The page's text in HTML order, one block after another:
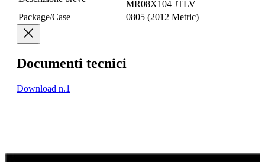
MR08X104 JTLV
Package/Case
0805 (2012 Metric)
Documenti tecnici
Download n.1